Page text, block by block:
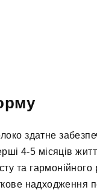
здатне
4-5 місяців
та гармонійного
надходження